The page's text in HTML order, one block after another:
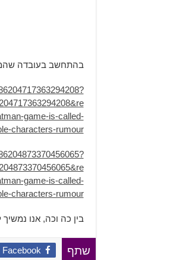
בהתחשב בעובדה
game-is-called-
characters-rumour
game-is-called-
characters-rumour
בין כה וכה, אנו
שתף Facebook